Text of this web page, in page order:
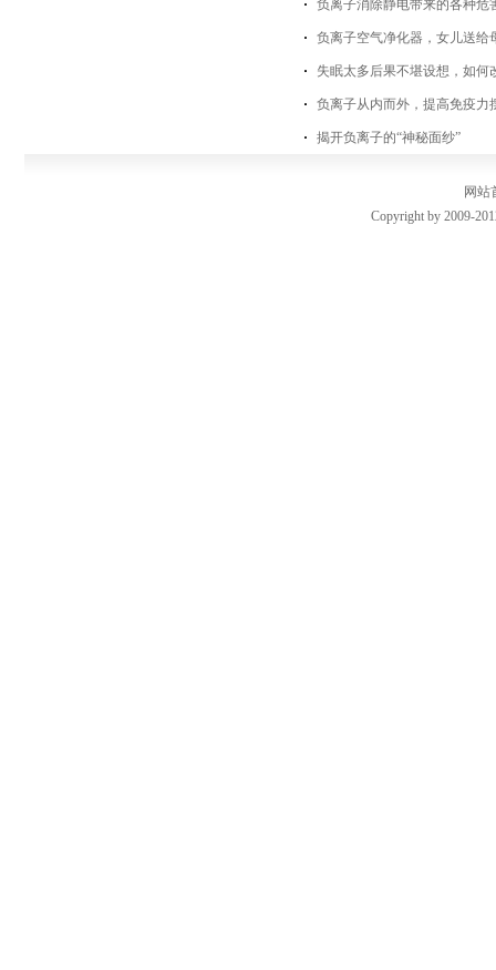
负离子消除静电带来的各种危
负离子空气净化器，女儿送给
失眠太多后果不堪设想，如何
负离子从内而外，提高免疫力
揭开负离子的“神秘面纱”
网站
Copyright by 2009-